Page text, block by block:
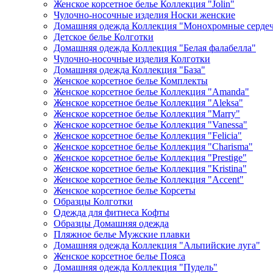
Женское корсетное белье Коллекция "Jolin"
Чулочно-носочные изделия Носки женские
Домашняя одежда Коллекция "Монохромные
Детское белье Колготки
Домашняя одежда Коллекция "Белая фалабелла"
Чулочно-носочные изделия Колготки
Домашняя одежда Коллекция "База"
Женское корсетное белье Комплекты
Женское корсетное белье Коллекция "Amanda"
Женское корсетное белье Коллекция "Aleksa"
Женское корсетное белье Коллекция "Marry"
Женское корсетное белье Коллекция "Vanessa"
Женское корсетное белье Коллекция "Felicia"
Женское корсетное белье Коллекция "Charisma"
Женское корсетное белье Коллекция "Prestige"
Женское корсетное белье Коллекция "Kristina"
Женское корсетное белье Коллекция "Accent"
Женское корсетное белье Корсеты
Образцы Колготки
Одежда для фитнеса Кофты
Образцы Домашняя одежда
Пляжное белье Мужские плавки
Домашняя одежда Коллекция "Альпийские луга"
Женское корсетное белье Пояса
Домашняя одежда Коллекция "Пудель"